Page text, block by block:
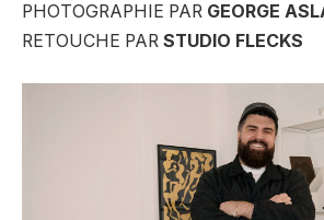
PHOTOGRAPHIE PAR GEORGE
RETOUCHE PAR STUDIO FLECKS